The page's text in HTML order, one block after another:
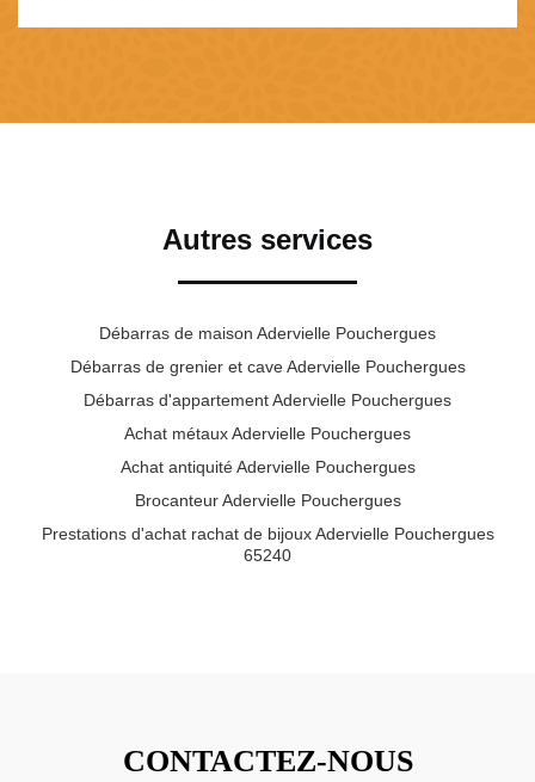
Autres services
Débarras de maison Adervielle Pouchergues
Débarras de grenier et cave Adervielle Pouchergues
Débarras d'appartement Adervielle Pouchergues
Achat métaux Adervielle Pouchergues
Achat antiquité Adervielle Pouchergues
Brocanteur Adervielle Pouchergues
Prestations d'achat rachat de bijoux Adervielle Pouchergues
65240
CONTACTEZ-NOUS